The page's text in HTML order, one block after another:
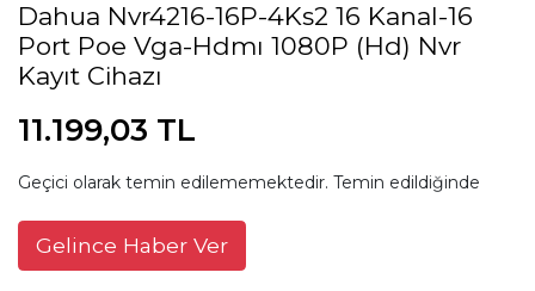
Dahua Nvr4216-16P-4Ks2 16 Kanal-16
Port Poe Vga-Hdmı 1080P (Hd) Nvr
Kayıt Cihazı
11.199,03 TL
Geçici olarak temin edilememektedir. Temin edildiğinde
Gelince Haber Ver